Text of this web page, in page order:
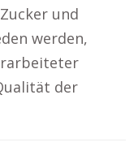
und
werden,
der